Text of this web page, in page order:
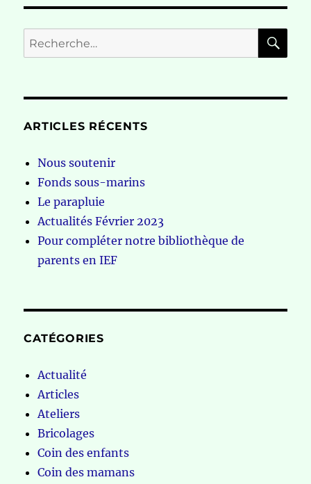
Recherche
pour :
ARTICLES RÉCENTS
Nous soutenir
Fonds sous-marins
Le parapluie
Actualités Février 2023
Pour compléter notre bibliothèque de
parents en IEF
CATÉGORIES
Actualité
Articles
Ateliers
Bricolages
Coin des enfants
Coin des mamans